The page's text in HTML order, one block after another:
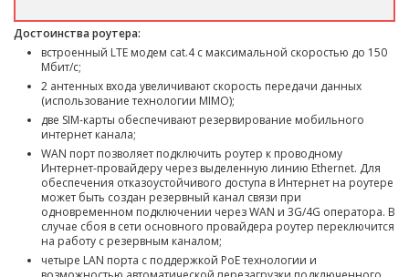
Достоинства роутера:
встроенный LTE модем cat.4 с максимальной скоростью до 150
Мбит/c;
2 антенных входа увеличивают скорость передачи данных
(использование технологии MIMO);
две SIM-карты обеспечивают резервирование мобильного
интернет канала;
WAN порт позволяет подключить роутер к проводному
Интернет-провайдеру через выделенную линию Ethernet. Для
обеспечения отказоустойчивого доступа в Интернет на роутере
может быть создан резервный канал связи при
одновременном подключении через WAN и 3G/4G оператора. В
случае сбоя в сети основного провайдера роутер переключится
на работу с резервным каналом;
четыре LAN порта с поддержкой PoE технологии и